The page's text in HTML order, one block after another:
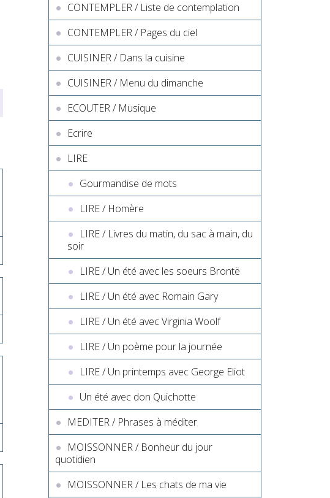
CONTEMPLER / Liste de contemplation
CONTEMPLER / Pages du ciel
CUISINER / Dans la cuisine
CUISINER / Menu du dimanche
ECOUTER / Musique
Ecrire
LIRE
Gourmandise de mots
LIRE / Homère
LIRE / Livres du matin, du sac à main, du
soir
LIRE / Un été avec les soeurs Brontë
LIRE / Un été avec Romain Gary
LIRE / Un été avec Virginia Woolf
LIRE / Un poème pour la journée
LIRE / Un printemps avec George Eliot
Un été avec don Quichotte
MEDITER / Phrases à méditer
MOISSONNER / Bonheur du jour
quotidien
MOISSONNER / Les chats de ma vie